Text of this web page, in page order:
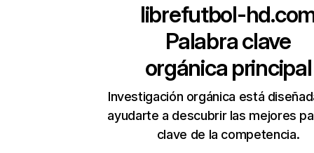
librefutbol-
Palabra clave
orgánica principal
Investigación orgánica está
ayudarte a descubrir las mejores
clave de la competencia.